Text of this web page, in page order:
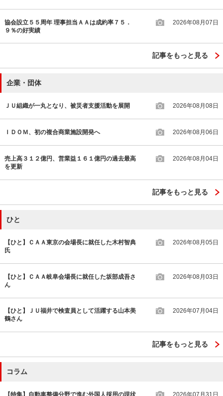
協会設立５５周年 理事担当ＡＡは成約率７５．
９％の好実績
2026年08月07日
記事をもっと見る
企業・団体
ＪＵ組織が一丸となり、被災者支援活動を展開 2026年08月08日
ＩＤＯＭ、初の複合商業施設開発へ 2026年08月06日
売上高３１２億円、営業益１６１億円の過去最高
を更新
2026年08月04日
記事をもっと見る
ひと
【ひと】ＣＡＡ東京の会場長に就任した木村智典
氏
2026年08月05日
【ひと】ＣＡＡ岐阜会場長に就任した坂部成吾さ
ん
2026年08月03日
【ひと】ＪＵ福井で検査員として活躍する山本美
鶴さん
2026年07月04日
記事をもっと見る
コラム